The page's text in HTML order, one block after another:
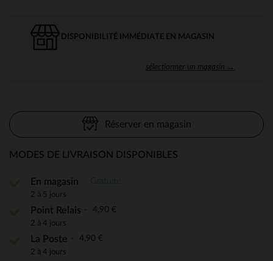
DISPONIBILITÉ IMMÉDIATE EN MAGASIN
sélectionner un magasin →
Réserver en magasin
MODES DE LIVRAISON DISPONIBLES
En magasin
2 à 5 jours
Point Relais 4,90 €
2 à 4 jours
La Poste 4,90 €
2 à 4 jours